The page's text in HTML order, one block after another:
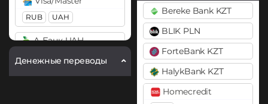
EOS
Ethereum (ETH)
RUB UAH
А-Банк UAH
Авангард RUB
Денежные переводы
NEAR Protocol
Notcoin (NOT)
Ontology (ONT)
Optimism (OP)
Pax Dollar (USDP)
Skrill
USD EUR
Volet (AdvCash)
USD EUR
Webmoney
Bereke Bank KZT
BLIK PLN
ForteBank KZT
HalykBank KZT
Homecredit